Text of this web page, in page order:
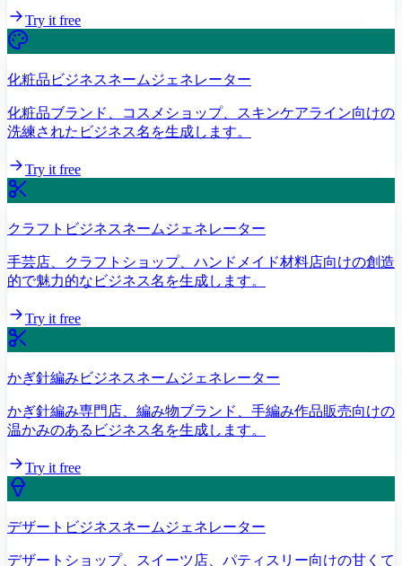
Try it free
化粧品ビジネスネームジェネレーター
化粧品ブランド、コスメショップ、スキンケアライン向けの
洗練されたビジネス名を生成します。
Try it free
クラフトビジネスネームジェネレーター
手芸店、クラフトショップ、ハンドメイド材料店向けの創造
的で魅力的なビジネス名を生成します。
Try it free
かぎ針編みビジネスネームジェネレーター
かぎ針編み専門店、編み物ブランド、手編み作品販売向けの
温かみのあるビジネス名を生成します。
Try it free
デザートビジネスネームジェネレーター
デザートショップ、スイーツ店、パティスリー向けの甘くて